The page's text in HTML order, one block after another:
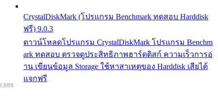
CrystalDiskMark (โปรแกรม Benchmark ทดสอบ Harddisk
ฟรี) 9.0.3
ดาวน์โหลดโปรแกรม CrystalDiskMark โปรแกรม Benchm
ark ทดสอบ ตรวจดูประสิทธิภาพฮาร์ดดิสก์ ความเร็วการอ่
าน เขียนข้อมูล Storage ใช้หาสาเหตุของ Harddisk เสียได้
แจกฟรี